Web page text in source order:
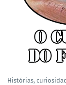
Histórias,